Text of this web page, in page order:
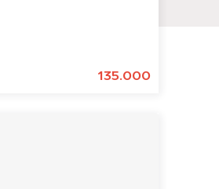
135.000